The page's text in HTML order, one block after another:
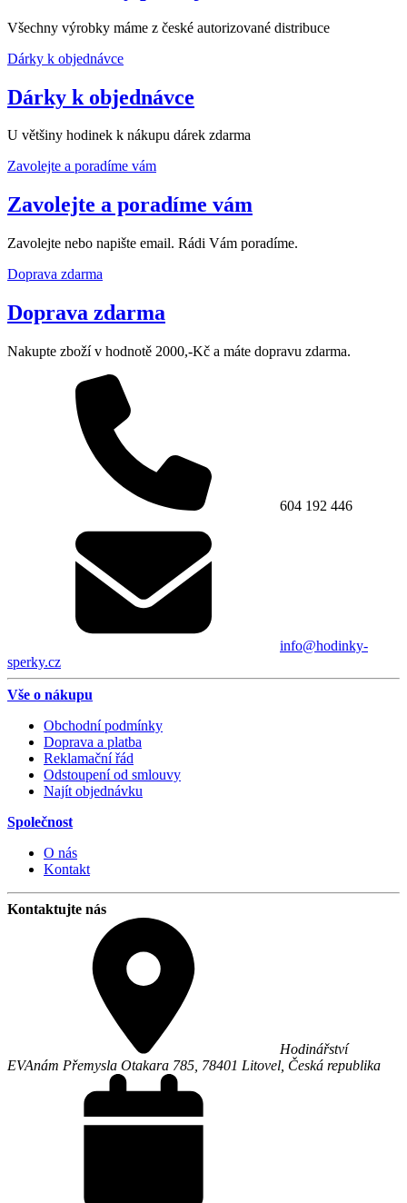
Všechny výrobky máme z české autorizované distribuce
Dárky k objednávce
Dárky k objednávce
U většiny hodinek k nákupu dárek zdarma
Zavolejte a poradíme vám
Zavolejte a poradíme vám
Zavolejte nebo napište email. Rádi Vám poradíme.
Doprava zdarma
Doprava zdarma
Nakupte zboží v hodnotě 2000,-Kč a máte dopravu zdarma.
604 192 446
info@hodinky-
sperky.cz
Vše o nákupu
Obchodní podmínky
Doprava a platba
Reklamační řád
Odstoupení od smlouvy
Najít objednávku
Společnost
O nás
Kontakt
Kontaktujte nás
Hodinářství
EVAnám Přemysla Otakara 785, 78401 Litovel Česká republika